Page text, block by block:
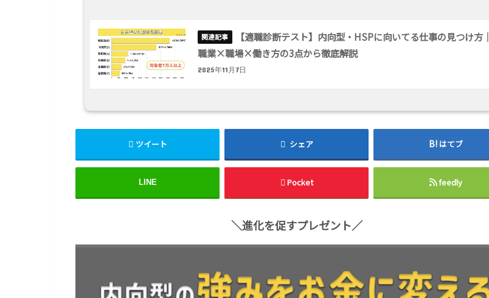
【適職診断テスト】内向型・HSPに向いてる仕事の見つけ方｜
職業×職場×働き方の3点から徹底解説
2025年11月7日
ツイート シェア はてブ
LINE Pocket feedly
＼進化を促すプレゼント／